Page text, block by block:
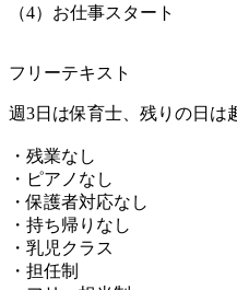
（4）お仕事スタート
フリーテキスト
週3日は保育士、残りの日
・残業なし
・ピアノなし
・保護者対応なし
・持ち帰りなし
・乳児クラス
・担任制